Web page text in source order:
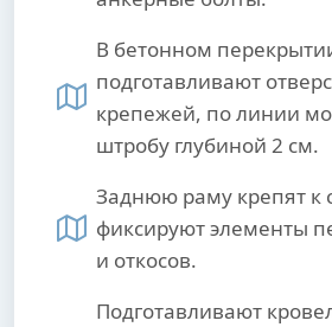
В бетонном
подготавливают
крепежей, по линии
штробу глубиной 2 см.
Заднюю раму крепят к
фиксируют элементы
и откосов.
Подготавливают